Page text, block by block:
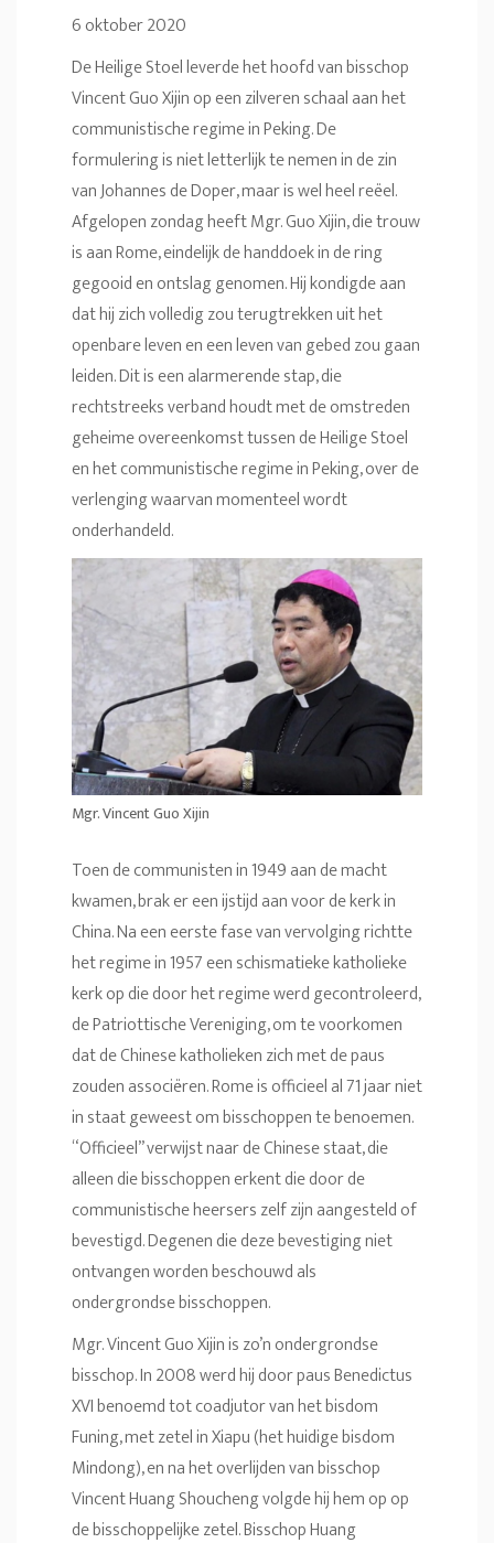
6 oktober 2020
De Heilige Stoel leverde het hoofd van bisschop
Vincent Guo Xijin op een zilveren schaal aan het
communistische regime in Peking. De
formulering is niet letterlijk te nemen in de zin
van Johannes de Doper, maar is wel heel reëel.
Afgelopen zondag heeft Mgr. Guo Xijin, die trouw
is aan Rome, eindelijk de handdoek in de ring
gegooid en ontslag genomen. Hij kondigde aan
dat hij zich volledig zou terugtrekken uit het
openbare leven en een leven van gebed zou gaan
leiden. Dit is een alarmerende stap, die
rechtstreeks verband houdt met de omstreden
geheime overeenkomst tussen de Heilige Stoel
en het communistische regime in Peking, over de
verlenging waarvan momenteel wordt
onderhandeld.
Mgr. Vincent Guo Xijin
Toen de communisten in 1949 aan de macht
kwamen, brak er een ijstijd aan voor de kerk in
China. Na een eerste fase van vervolging richtte
het regime in 1957 een schismatieke katholieke
kerk op die door het regime werd gecontroleerd,
de Patriottische Vereniging, om te voorkomen
dat de Chinese katholieken zich met de paus
zouden associëren. Rome is officieel al 71 jaar niet
in staat geweest om bisschoppen te benoemen.
“Officieel” verwijst naar de Chinese staat, die
alleen die bisschoppen erkent die door de
communistische heersers zelf zijn aangesteld of
bevestigd. Degenen die deze bevestiging niet
ontvangen worden beschouwd als
ondergrondse bisschoppen.
Mgr. Vincent Guo Xijin is zo’n ondergrondse
bisschop. In 2008 werd hij door paus Benedictus
XVI benoemd tot coadjutor van het bisdom
Funing, met zetel in Xiapu (het huidige bisdom
Mindong), en na het overlijden van bisschop
Vincent Huang Shoucheng volgde hij hem op op
de bisschoppelijke zetel. Bisschop Huang